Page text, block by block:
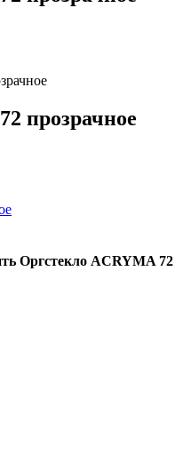
прозрачное
Оргстекло ACRYMA 72